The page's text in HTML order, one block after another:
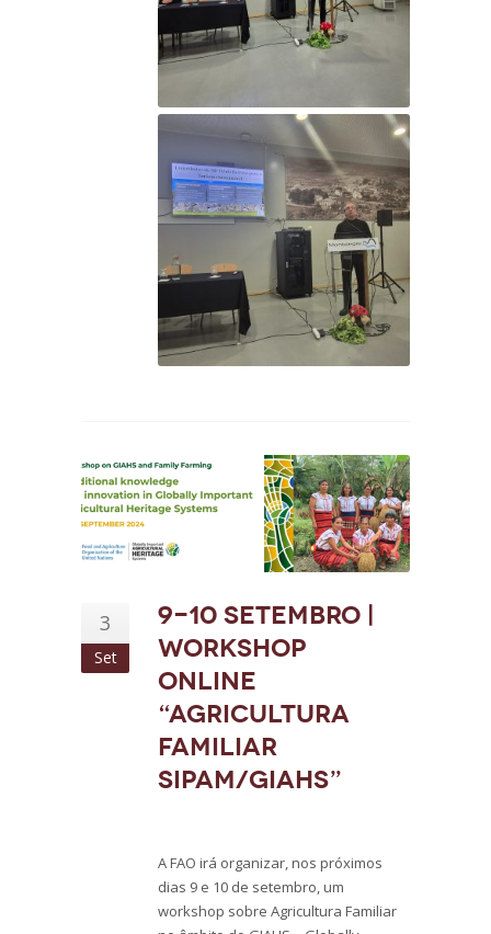
3
Set
9-10 setembro |
Workshop
online
“Agricultura
Familiar
SIPAM/GIAHS”
A FAO irá organizar, nos próximos
dias 9 e 10 de setembro, um
workshop sobre Agricultura Familiar